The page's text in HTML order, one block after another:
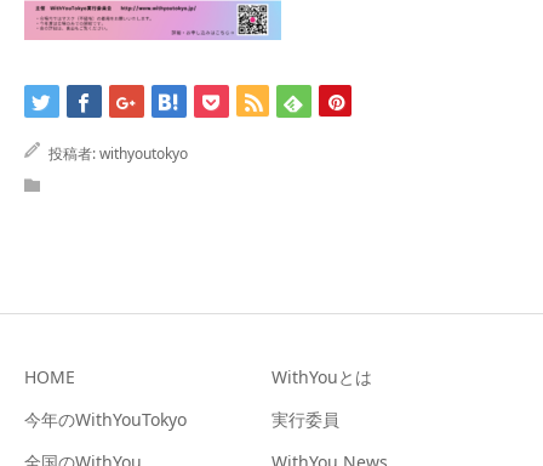
投稿者:withyoutokyo
HOME
WithYouとは
今年のWithYouTokyo
実行委員